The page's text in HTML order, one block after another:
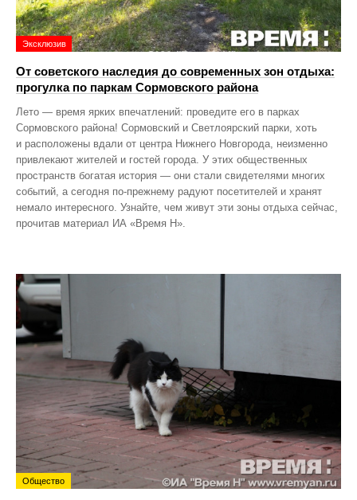
Эксклюзив
От советского наследия до современных зон отдыха:
прогулка по паркам Сормовского района
Лето — время ярких впечатлений: проведите его в парках
Сормовского района! Сормовский и Светлоярский парки, хоть
и расположены вдали от центра Нижнего Новгорода, неизменно
привлекают жителей и гостей города. У этих общественных
пространств богатая история — они стали свидетелями многих
событий, а сегодня по‑прежнему радуют посетителей и хранят
немало интересного. Узнайте, чем живут эти зоны отдыха сейчас,
прочитав материал ИА «Время Н».
Общество